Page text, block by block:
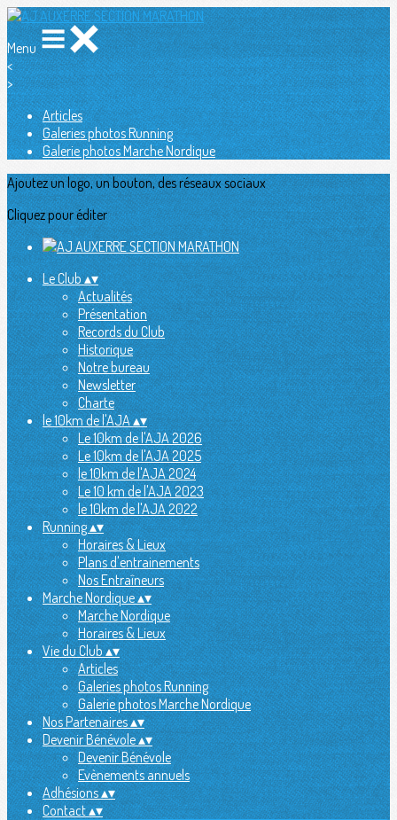
Menu
<
>
Articles
Galeries photos Running
Galerie photos Marche Nordique
Ajoutez un logo, un bouton, des réseaux sociaux
Cliquez pour éditer
Le Club▴▾
Actualités
Présentation
Records du Club
Historique
Notre bureau
Newsletter
Charte
le 10km de l'AJA▴▾
Le 10km de l'AJA 2026
Le 10km de l'AJA 2025
le 10km de l'AJA 2024
Le 10 km de l'AJA 2023
le 10km de l'AJA 2022
Running▴▾
Horaires & Lieux
Plans d'entrainements
Nos Entraîneurs
Marche Nordique▴▾
Marche Nordique
Horaires & Lieux
Vie du Club▴▾
Articles
Galeries photos Running
Galerie photos Marche Nordique
Nos Partenaires▴▾
Devenir Bénévole▴▾
Devenir Bénévole
Evènements annuels
Adhésions▴▾
Contact▴▾